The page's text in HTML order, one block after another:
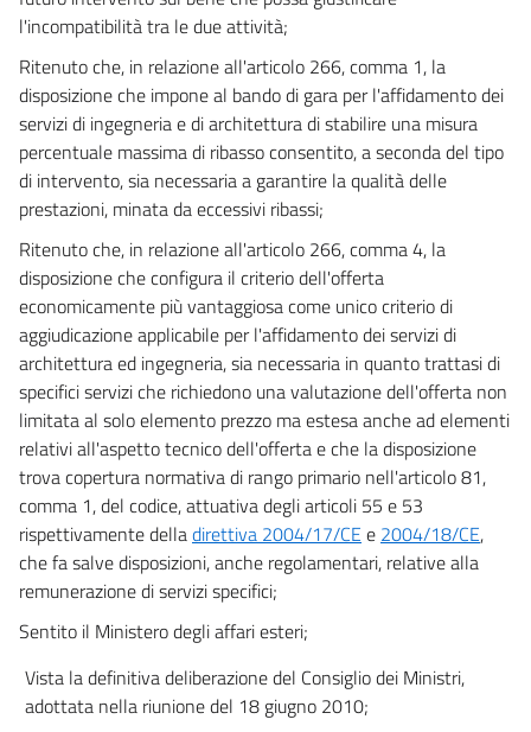
126
127
128
129
130
131
132
133
134
135
136
TITOLO VII - IL CONTRATTO
((TITOLO ABROGATO DAL D.LGS. 18 APRILE 2016, N. 50))
137
138
139
140
141
142
143
l'incompatibilità tra le due attività;
Ritenuto che, in relazione all'articolo 266, comma 1, la
disposizione che impone al bando di gara per l'affidamento dei
servizi di ingegneria e di architettura di stabilire una misura
percentuale massima di ribasso consentito, a seconda del tipo
di intervento, sia necessaria a garantire la qualità delle
prestazioni, minata da eccessivi ribassi;
Ritenuto che, in relazione all'articolo 266, comma 4, la
disposizione che configura il criterio dell'offerta
economicamente più vantaggiosa come unico criterio di
aggiudicazione applicabile per l'affidamento dei servizi di
architettura ed ingegneria, sia necessaria in quanto trattasi di
specifici servizi che richiedono una valutazione dell'offerta non
limitata al solo elemento prezzo ma estesa anche ad elementi
relativi all'aspetto tecnico dell'offerta e che la disposizione
trova copertura normativa di rango primario nell'articolo 81,
comma 1, del codice, attuativa degli articoli 55 e 53
rispettivamente delladirettiva 2004/17/CE e 2004/18/CE,
che fa salve disposizioni, anche regolamentari, relative alla
remunerazione di servizi specifici;
Sentito il Ministero degli affari esteri;
Vista la definitiva deliberazione del Consiglio dei Ministri,
adottata nella riunione del 18 giugno 2010;